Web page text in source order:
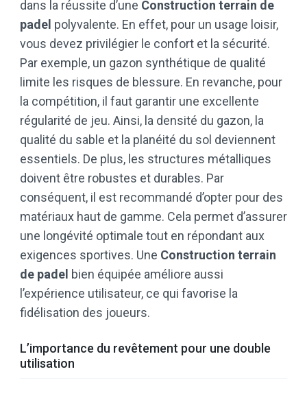
dans la réussite d’une Construction terrain de
padel polyvalente. En effet, pour un usage loisir,
vous devez privilégier le confort et la sécurité.
Par exemple, un gazon synthétique de qualité
limite les risques de blessure. En revanche, pour
la compétition, il faut garantir une excellente
régularité de jeu. Ainsi, la densité du gazon, la
qualité du sable et la planéité du sol deviennent
essentiels. De plus, les structures métalliques
doivent être robustes et durables. Par
conséquent, il est recommandé d’opter pour des
matériaux haut de gamme. Cela permet d’assurer
une longévité optimale tout en répondant aux
exigences sportives. Une Construction terrain
de padel bien équipée améliore aussi
l’expérience utilisateur, ce qui favorise la
fidélisation des joueurs.
L’importance du revêtement pour une double
utilisation